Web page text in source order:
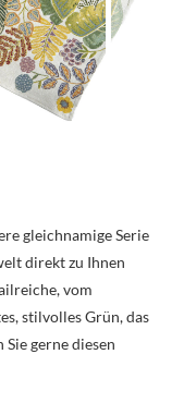
gleichnamige Serie
direkt zu Ihnen
vom
stilvolles Grün, das
gerne diesen